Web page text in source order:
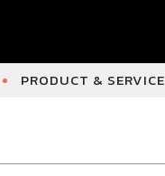
PRODUCT & SERVICE